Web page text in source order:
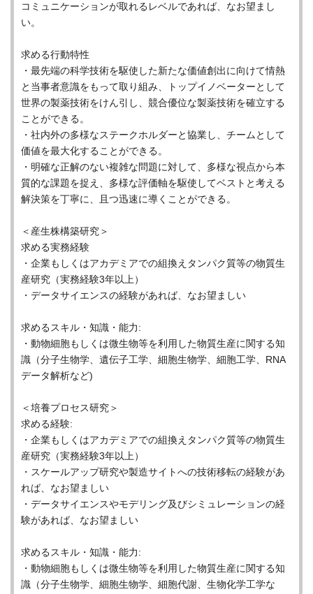
コミュニケーションが取れるレベルであれば、なお望まし
い。
求める行動特性
・最先端の科学技術を駆使した新たな価値創出に向けて情熱
と当事者意識をもって取り組み、トップイノベーターとして
世界の製薬技術をけん引し、競合優位な製薬技術を確立する
ことができる。
・社内外の多様なステークホルダーと協業し、チームとして
価値を最大化することができる。
・明確な正解のない複雑な問題に対して、多様な視点から本
質的な課題を捉え、多様な評価軸を駆使してベストと考える
解決策を丁寧に、且つ迅速に導くことができる。
＜産生株構築研究＞
求める実務経験
・企業もしくはアカデミアでの組換えタンパク質等の物質生
産研究（実務経験3年以上）
・データサイエンスの経験があれば、なお望ましい
求めるスキル・知識・能力:
・動物細胞もしくは微生物等を利用した物質生産に関する知
識（分子生物学、遺伝子工学、細胞生物学、細胞工学、RNA
データ解析など)
＜培養プロセス研究＞
求める経験:
・企業もしくはアカデミアでの組換えタンパク質等の物質生
産研究（実務経験3年以上）
・スケールアップ研究や製造サイトへの技術移転の経験があ
れば、なお望ましい
・データサイエンスやモデリング及びシミュレーションの経
験があれば、なお望ましい
求めるスキル・知識・能力:
・動物細胞もしくは微生物等を利用した物質生産に関する知
識（分子生物学、細胞生物学、細胞代謝、生物化学工学な